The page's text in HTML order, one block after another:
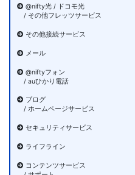
@nifty光 / ドコモ光
/ その他フレッツサービス
その他接続サービス
メール
@niftyフォン
/ auひかり電話
ブログ
/ ホームページサービス
セキュリティサービス
ライフライン
コンテンツサービス